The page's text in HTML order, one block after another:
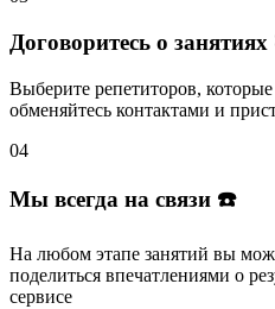
Договоритесь о занятиях
Выберите репетиторов,
обменяйтесь контактами и
04
Мы всегда на связи ☎️
На любом этапе занятий вы
поделиться впечатлениями о
сервисе